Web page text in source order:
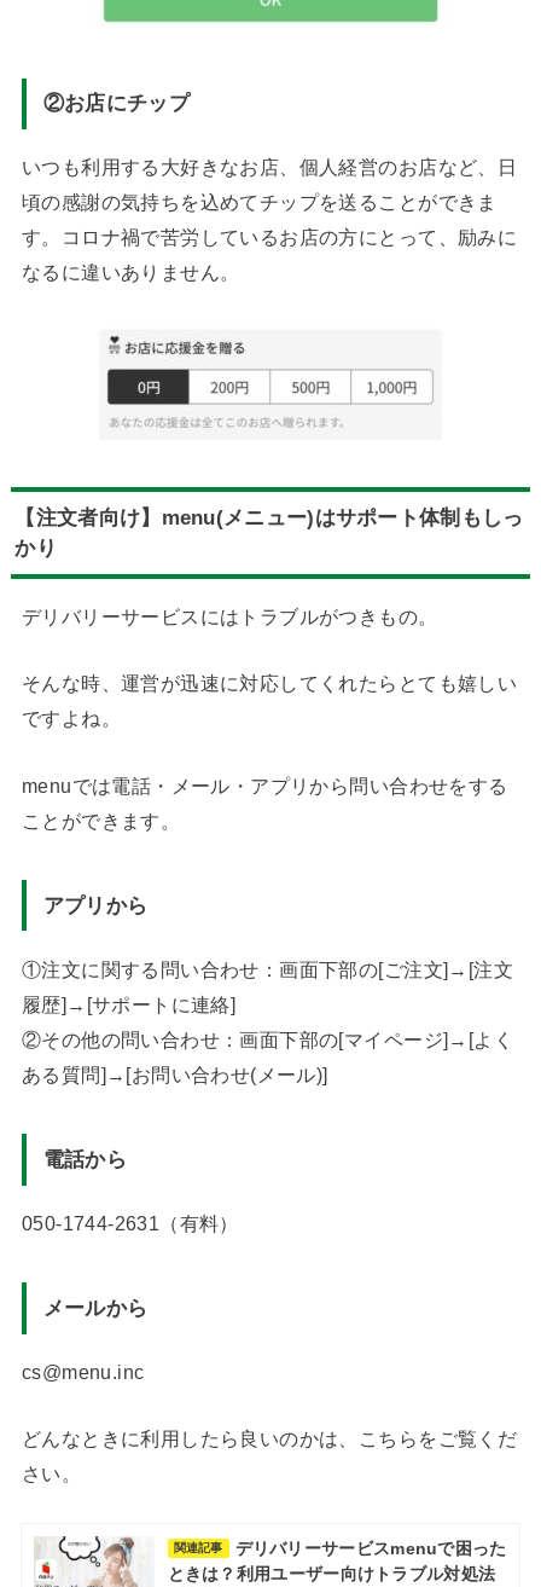
②お店にチップ
いつも利用する大好きなお店、個人経営のお店など、日
頃の感謝の気持ちを込めてチップを送ることができま
す。コロナ禍で苦労しているお店の方にとって、励みに
なるに違いありません。
【注文者向け】menu(メニュー)はサポート体制もしっ
かり
デリバリーサービスにはトラブルがつきもの。
そんな時、運営が迅速に対応してくれたらとても嬉しい
ですよね。
menuでは電話・メール・アプリから問い合わせをする
ことができます。
アプリから
①注文に関する問い合わせ：画面下部の[ご注文]→[注文
履歴]→[サポートに連絡]
②その他の問い合わせ：画面下部の[マイページ]→[よく
ある質問]→[お問い合わせ(メール)]
電話から
050-1744-2631（有料）
メールから
cs@menu.inc
どんなときに利用したら良いのかは、こちらをご覧くだ
さい。
関連記事
デリバリーサービスmenuで困った
ときは？利用ユーザー向けトラブル対処法